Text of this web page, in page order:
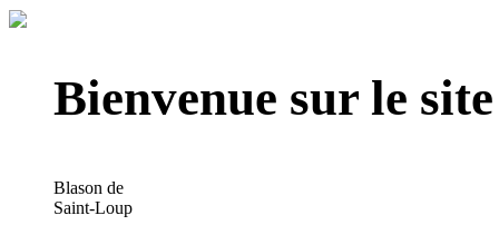
Bienvenue sur le
Blason de
Saint-Loup